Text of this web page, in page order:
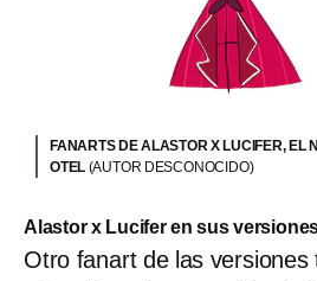
FANARTS DE ALASTOR X LUCIFER, EL
OTEL (AUTOR DESCONOCIDO)
Alastor x Lucifer en sus
Otro fanart de las versiones